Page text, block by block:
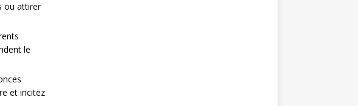
ou attirer
le
et incitez